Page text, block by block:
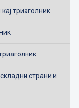
триаголник
страни и